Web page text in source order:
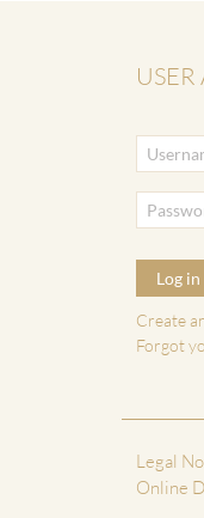
Log in
Create
Forgot
Legal
Online